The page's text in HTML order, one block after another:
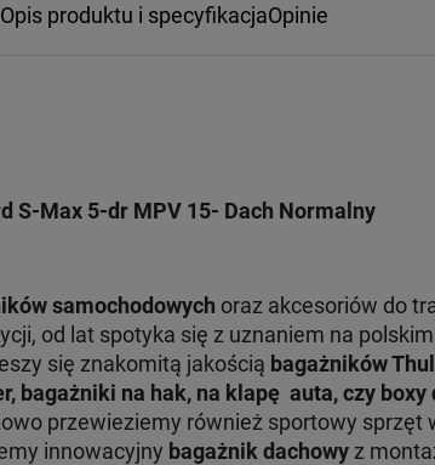
Opis produktu i specyfikacjaOpinie
S-Max 5-dr MPV 15- Dach Normalny
samochodowych oraz akcesoriów do
od lat spotyka się z uznaniem na
się znakomitą jakością bagażników
bagażniki na hak, na klapę auta, czy boxy
przewieziemy również sportowy sprzęt
innowacyjny bagażnik dachowyz